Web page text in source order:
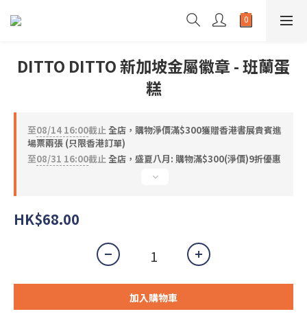
DITTO DITTO 新加坡金屬徽章 - 班蘭蛋
糕
至08/14 16:00截止全店，購物淨價滿$300獲贈香港書展貴賓進
場票兩張 (只限香港訂單)
至08/31 16:00截止全店，盛夏八月: 購物滿$300(淨價)9折優惠
HK$68.00
加入購物車